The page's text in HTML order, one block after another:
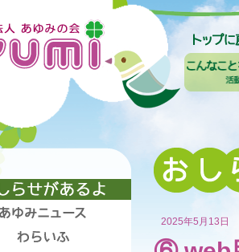
2025年5月13日